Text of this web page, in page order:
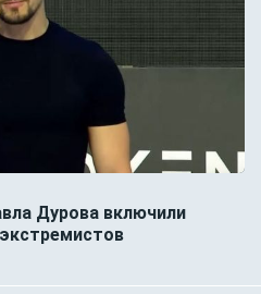
Дурова включили